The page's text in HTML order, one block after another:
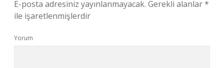
E-posta adresiniz yayınlanmayacak. Gerekli alanlar*
ile işaretlenmişlerdir
Yorum